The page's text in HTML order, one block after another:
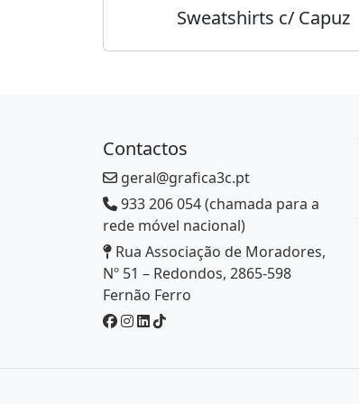
Sweatshirts c/ Capuz
Contactos
geral@grafica3c.pt
933 206 054 (chamada para a
rede móvel nacional)
Rua Associação de Moradores,
Nº 51 – Redondos, 2865-598
Fernão Ferro